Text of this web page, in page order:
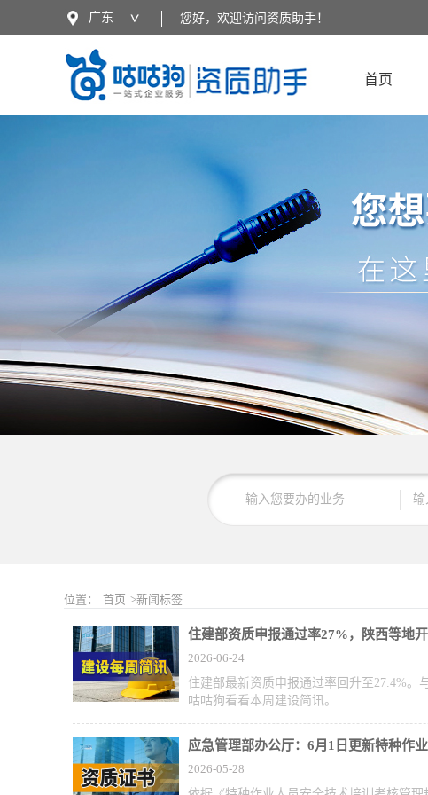
广东
全国
湖北
江苏 四川
陕西
您好，欢迎访问资质助手！
首页
位置： 首页 >新闻标签
住建部资质申报通过率27%，陕西等地
2026-06-24
住建部最新资质申报通过率回升至27.4%
咕咕狗看看本周建设简讯。
应急管理部办公厅：6月1日更新特种作
2026-05-28